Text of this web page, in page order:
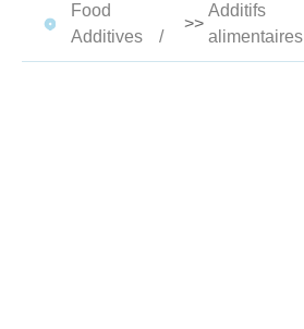
Food
Additives
>>
Additifs
alimentaires